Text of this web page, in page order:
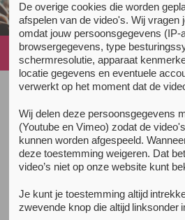
Home »Drugs gebruiken
Unity Guide
Voorbereiden
Party & gebruik
De After
Nuchter feesten
De overige cookies die worden
afspelen van de video's. Wij vragen
omdat jouw persoonsgegevens (IP-
browsergegevens, type
schermresolutie, apparaat
locatie gegevens en eventuele
verwerkt op het moment dat de
Wij delen deze persoonsgegevens
(Youtube en Vimeo) zodat de
kunnen worden afgespeeld.
deze toestemming weigeren. Dat
video’s niet op onze website kunt
Je kunt je toestemming altijd
zwevende knop die altijd linksonder